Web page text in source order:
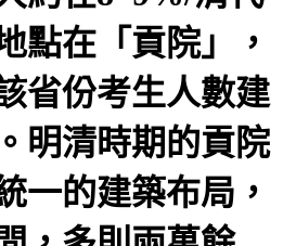
點在「貢院」，
省份考生人數建
明清時期的貢院
一的建築布局，